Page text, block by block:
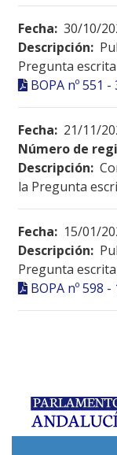
Fecha: 30/10/
Descripción:
Pregunta escrita
BOPA nº 551
Fecha: 21/11/
Número de
Descripción:
la Pregunta
Fecha: 15/01/
Descripción:
Pregunta escrita
BOPA nº 598